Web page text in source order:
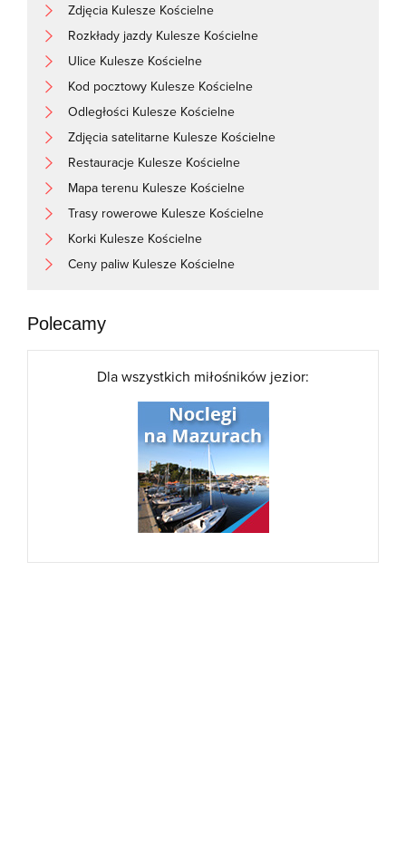
Zdjęcia Kulesze Kościelne
Rozkłady jazdy Kulesze Kościelne
Ulice Kulesze Kościelne
Kod pocztowy Kulesze Kościelne
Odległości Kulesze Kościelne
Zdjęcia satelitarne Kulesze Kościelne
Restauracje Kulesze Kościelne
Mapa terenu Kulesze Kościelne
Trasy rowerowe Kulesze Kościelne
Korki Kulesze Kościelne
Ceny paliw Kulesze Kościelne
Polecamy
Dla wszystkich miłośników jezior: